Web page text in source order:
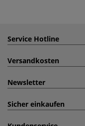
Service Hotline
Versandkosten
Newsletter
Sicher einkaufen